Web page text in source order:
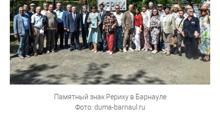
Памятный знак Рериху в Барнауле
Фото: duma-barnaul.ru